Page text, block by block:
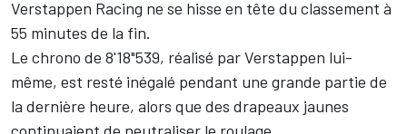
Verstappen Racing ne se hisse en tête du classement à
55 minutes de la fin.
Le chrono de 8'18"539, réalisé par Verstappen lui-
même, est resté inégalé pendant une grande partie de
la dernière heure, alors que des drapeaux jaunes